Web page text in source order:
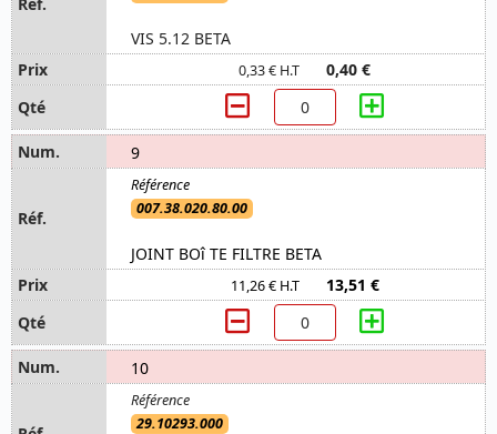
VIS 5.12 BETA
0,33 € H.T 0,40 €
9
007.38.020.80.00
JOINT BOî TE FILTRE BETA
11,26 € H.T 13,51 €
10
29.10293.000